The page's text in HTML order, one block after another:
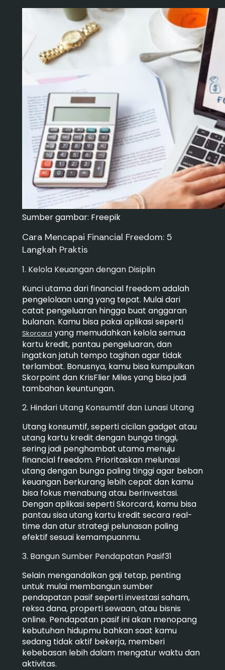
Sumber gambar: Freepik
Cara Mencapai Financial Freedom: 5
Langkah Praktis
1. Kelola Keuangan dengan Disiplin
Kunci utama dari financial freedom adalah
pengelolaan uang yang tepat. Mulai dari
catat pengeluaran hingga buat anggaran
bulanan. Kamu bisa pakai aplikasi seperti
Skorcard yang memudahkan kelola semua
kartu kredit, pantau pengeluaran, dan
ingatkan jatuh tempo tagihan agar tidak
terlambat. Bonusnya, kamu bisa kumpulkan
Skorpoint dan KrisFlier Miles yang bisa jadi
tambahan keuntungan.
2. Hindari Utang Konsumtif dan Lunasi Utang
Utang konsumtif, seperti cicilan gadget atau
utang kartu kredit dengan bunga tinggi,
sering jadi penghambat utama menuju
financial freedom. Prioritaskan melunasi
utang dengan bunga paling tinggi agar beban
keuangan berkurang lebih cepat dan kamu
bisa fokus menabung atau berinvestasi.
Dengan aplikasi seperti Skorcard, kamu bisa
pantau sisa utang kartu kredit secara real-
time dan atur strategi pelunasan paling
efektif sesuai kemampuanmu.
3. Bangun Sumber Pendapatan Pasif31
Selain mengandalkan gaji tetap, penting
untuk mulai membangun sumber
pendapatan pasif seperti investasi saham,
reksa dana, properti sewaan, atau bisnis
online. Pendapatan pasif ini akan menopang
kebutuhan hidupmu bahkan saat kamu
sedang tidak aktif bekerja, memberi
kebebasan lebih dalam mengatur waktu dan
aktivitas.